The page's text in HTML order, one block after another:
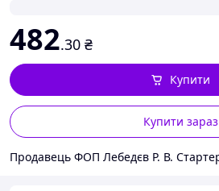
482.30 ₴
Купити зараз
Купити